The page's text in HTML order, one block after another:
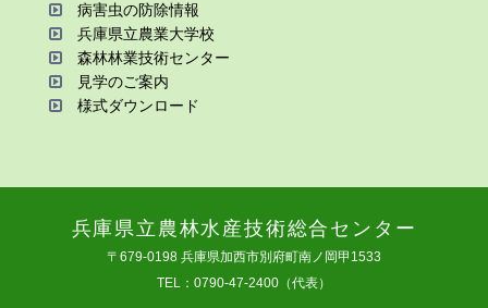
病害⾍の防除情報
兵庫県⽴農業⼤学校
森林林業技術センター
⾒学のご案内
様式ダウンロード
兵庫県⽴農林⽔産技術総合センター
〒679-0198 兵庫県加⻄市別府町南ノ岡甲1533
TEL：0790-47-2400（代表）